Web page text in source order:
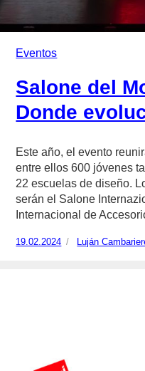
Eventos
Salone del
Donde
Este año, el evento
entre ellos 600 jóvenes
22 escuelas de diseño.
serán el Salone
Internacional de
Publicado
19.02.2024
https://
Luján